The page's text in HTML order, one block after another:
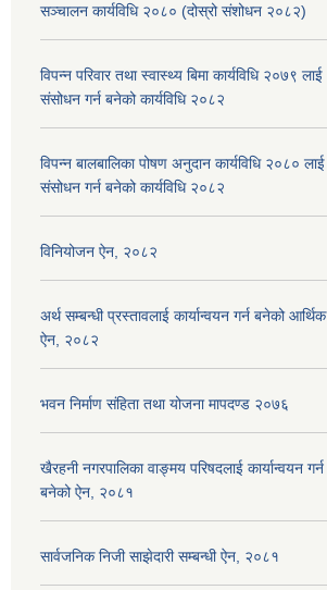
सञ्चालन कार्यविधि २०८० (दोस्रो संशोधन २०८२)
विपन्न परिवार तथा स्वास्थ्य बिमा कार्यविधि २०७९ लाई
संसोधन गर्न बनेको कार्यविधि २०८२
विपन्न बालबालिका पोषण अनुदान कार्यविधि २०८० लाई
संसोधन गर्न बनेको कार्यविधि २०८२
विनियोजन ऐन, २०८२
अर्थ सम्बन्धी प्रस्तावलाई कार्यान्वयन गर्न बनेको आर्थिक
ऐन, २०८२
भवन निर्माण संहिता तथा योजना मापदण्ड २०७६
खैरहनी नगरपालिका वाङ्मय परिषदलाई कार्यान्वयन गर्न
बनेको ऐन, २०८१
सार्वजनिक निजी साझेदारी सम्बन्धी ऐन, २०८१